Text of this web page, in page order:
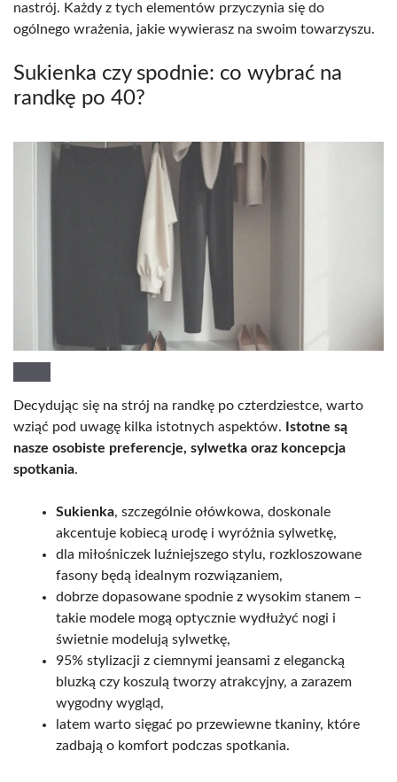
nastrój. Każdy z tych elementów przyczynia się do
ogólnego wrażenia, jakie wywierasz na swoim towarzyszu.
Sukienka czy spodnie: co wybrać na
randkę po 40?
Decydując się na strój na randkę po czterdziestce, warto
wziąć pod uwagę kilka istotnych aspektów. Istotne są
nasze osobiste preferencje, sylwetka oraz koncepcja
spotkania.
Sukienka, szczególnie ołówkowa, doskonale
akcentuje kobiecą urodę i wyróżnia sylwetkę,
dla miłośniczek luźniejszego stylu, rozkloszowane
fasony będą idealnym rozwiązaniem,
dobrze dopasowane spodnie z wysokim stanem –
takie modele mogą optycznie wydłużyć nogi i
świetnie modelują sylwetkę,
95% stylizacji z ciemnymi jeansami z elegancką
bluzką czy koszulą tworzy atrakcyjny, a zarazem
wygodny wygląd,
latem warto sięgać po przewiewne tkaniny, które
zadbają o komfort podczas spotkania.